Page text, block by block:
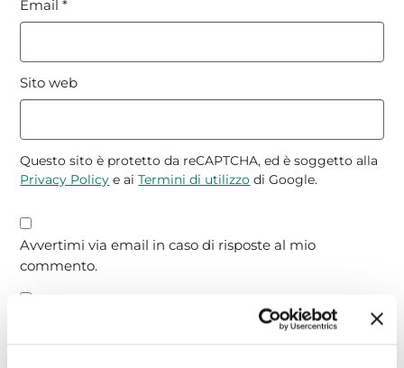
Email*
Sito web
Questo sito è protetto da reCAPTCHA, ed è soggetto alla
Privacy Policy e aiTermini di utilizzo di Google.
Avvertimi via email in caso di risposte al mio
commento.
Avvertimi via email alla pubblicazione di un nuovo